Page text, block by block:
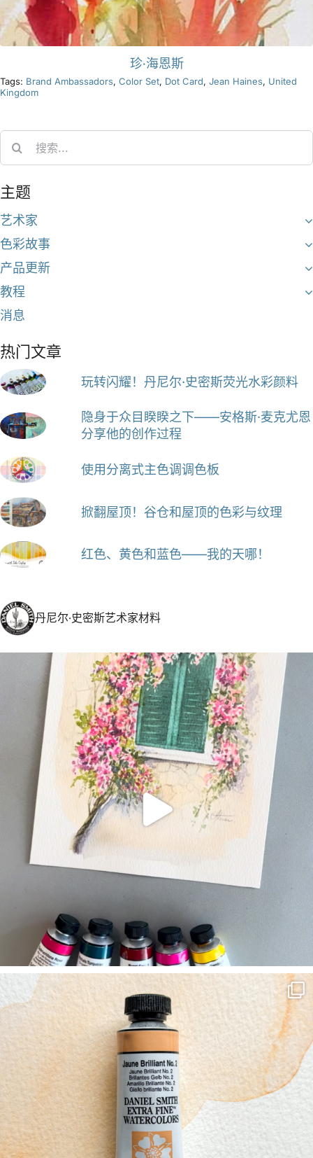
珍·海恩斯
Tags: Brand Ambassadors, Color Set, Dot Card, Jean Haines, United
Kingdom
主题
艺术家
色彩故事
产品更新
教程
消息
热门文章
玩转闪耀！丹尼尔·史密斯荧光水彩颜料
隐身于众目睽睽之下——安格斯·麦克尤恩
分享他的创作过程
使用分离式主色调调色板
掀翻屋顶！谷仓和屋顶的色彩与纹理
红色、黄色和蓝色——我的天哪！
丹尼尔·史密斯艺术家材料